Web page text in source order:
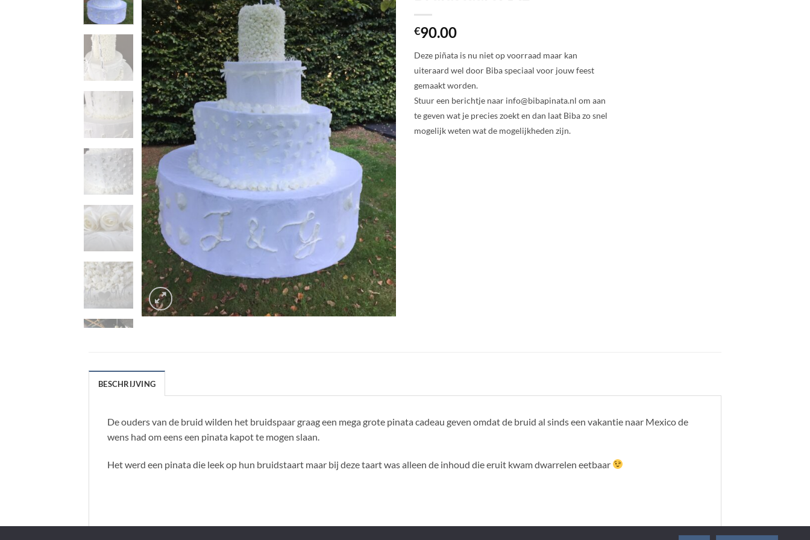
€90.00
Deze piñata is nu niet op voorraad maar kan
uiteraard wel door Biba speciaal voor jouw feest
gemaakt worden.
Stuur een berichtje naar info@bibapinata.nl om aan
te geven wat je precies zoekt en dan laat Biba zo snel
mogelijk weten wat de mogelijkheden zijn.
BESCHRIJVING
De ouders van de bruid wilden het bruidspaar graag een mega grote pinata cadeau geven omdat de bruid al sinds een vakantie naar Mexico de
wens had om eens een pinata kapot te mogen slaan.
Het werd een pinata die leek op hun bruidstaart maar bij deze taart was alleen de inhoud die eruit kwam dwarrelen eetbaar